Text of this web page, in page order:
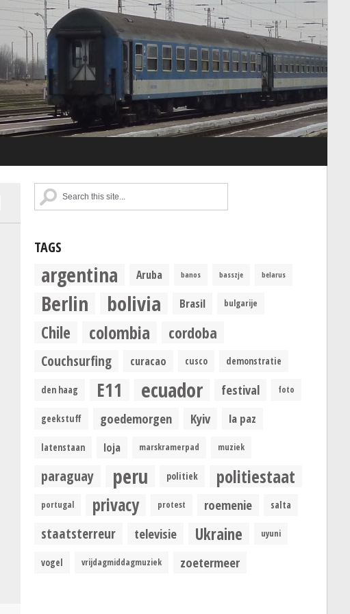
TAGS
argentina Aruba banos basszje belarus
Berlin bolivia Brasil bulgarije
Chile colombia cordoba
Couchsurfing curacao cusco demonstratie
den haag E11 ecuador festival foto
geekstuff goedemorgen Kyiv la paz
latenstaan loja marskramerpad muziek
paraguay peru politiek politiestaat
portugal privacy protest roemenie salta
staatsterreur televisie Ukraine uyuni
vogel vrijdagmiddagmuziek zoetermeer